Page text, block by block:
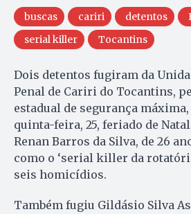
buscas cariri detentos
serial killer
Tocantins
Dois detentos fugiram da
Penal de Cariri do Tocantins,
estadual de segurança
quinta-feira, 25, feriado de
Renan Barros da Silva, de 26
como o ‘serial killer da
seis homicídios.
Também fugiu Gildásio Silva